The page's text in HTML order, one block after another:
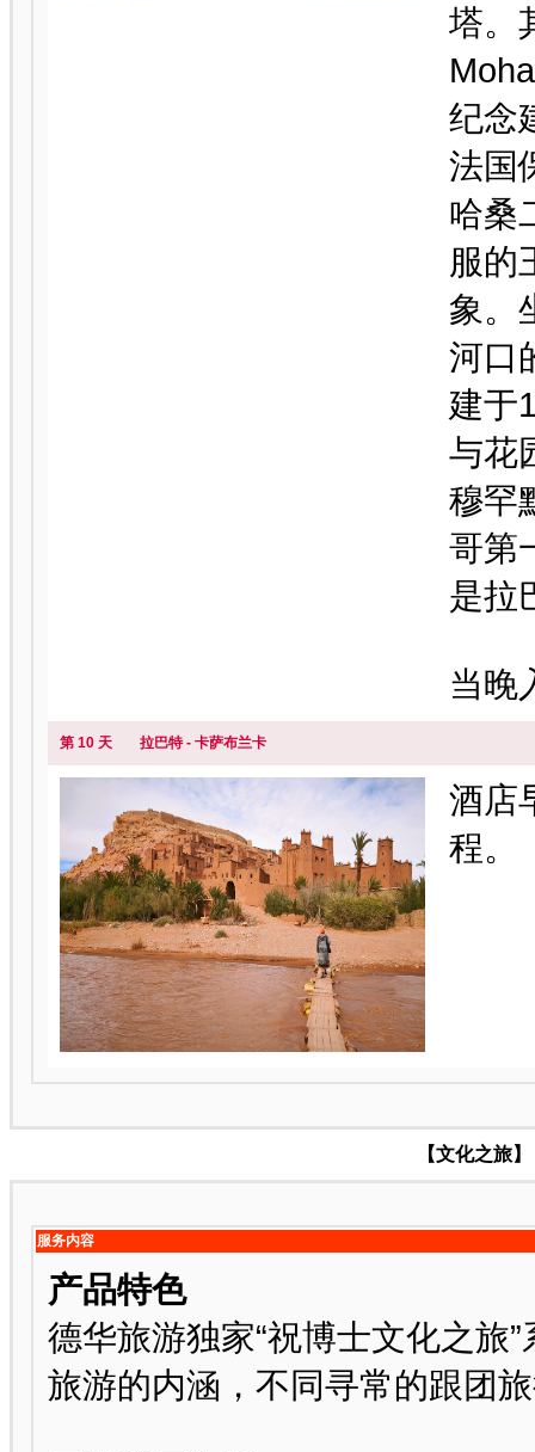
塔。
纪念
法国
哈桑
服的
象。
河口
建于
与花
穆罕
哥第
是拉
当晚
第 10 天 拉巴特 - 卡萨布兰卡
酒店
程。
【文化之旅
服务内容
产品特色
德华旅游独家“祝博士文化之旅
旅游的内涵，不同寻常的跟团